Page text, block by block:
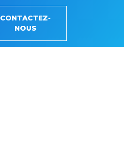
CONTACTEZ-
NOUS